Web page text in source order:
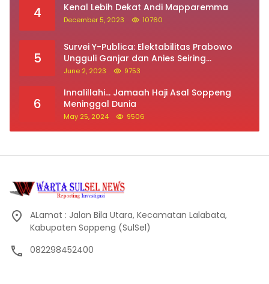
4 Kenal Lebih Dekat Andi Mapparemma
December 5, 2023 10760
5
Survei Y-Publica: Elektabilitas Prabowo
Ungguli Ganjar dan Anies Seiring
Kepuasan Terhadap Jokowi Naik
June 2, 2023 9753
6
Innalillahi… Jamaah Haji Asal Soppeng
Meninggal Dunia
May 25, 2024 9506
ALamat : Jalan Bila Utara, Kecamatan Lalabata,
Kabupaten Soppeng (SulSel)
082298452400